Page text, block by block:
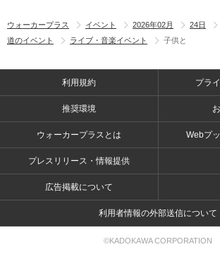
ウォーカープラス イベント 2026年02月 24日
道のイベント
ライブ・音楽イベント 子供と
利用規約 プラ
推奨環境
ウォーカープラスとは Webプ
プレスリリース・情報提供
広告掲載について
利用者情報の外部送信について
©KADOKAWA CORPORATION